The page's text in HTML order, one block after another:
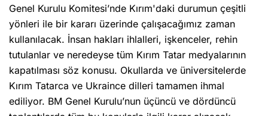
Genel Kurulu Komitesi’nde Kırım'daki durumun çeşitli
yönleri ile bir kararı üzerinde çalışacağımız zaman
kullanılacak. İnsan hakları ihlalleri, işkenceler, rehin
tutulanlar ve neredeyse tüm Kırım Tatar medyalarının
kapatılması söz konusu. Okullarda ve üniversitelerde
Kırım Tatarca ve Ukraince dilleri tamamen ihmal
ediliyor. BM Genel Kurulu’nun üçüncü ve dördüncü